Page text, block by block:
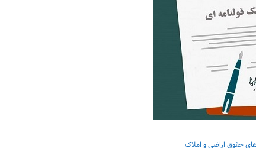
حقوق اراضی و املاک